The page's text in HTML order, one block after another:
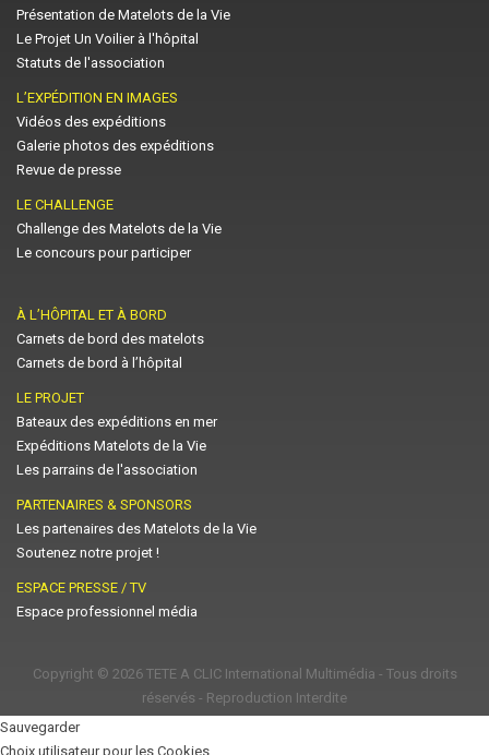
Présentation de Matelots de la Vie
Le Projet Un Voilier à l'hôpital
Statuts de l'association
L’EXPÉDITION EN IMAGES
Vidéos des expéditions
Galerie photos des expéditions
Revue de presse
LE CHALLENGE
Challenge des Matelots de la Vie
Le concours pour participer
À L’HÔPITAL ET À BORD
Carnets de bord des matelots
Carnets de bord à l’hôpital
LE PROJET
Bateaux des expéditions en mer
Expéditions Matelots de la Vie
Les parrains de l'association
PARTENAIRES & SPONSORS
Les partenaires des Matelots de la Vie
Soutenez notre projet !
ESPACE PRESSE / TV
Espace professionnel média
Copyright © 2026 TETE A CLIC International Multimédia - Tous droits
réservés - Reproduction Interdite
Sauvegarder
Choix utilisateur pour les Cookies